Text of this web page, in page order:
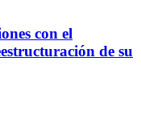
con el
de su